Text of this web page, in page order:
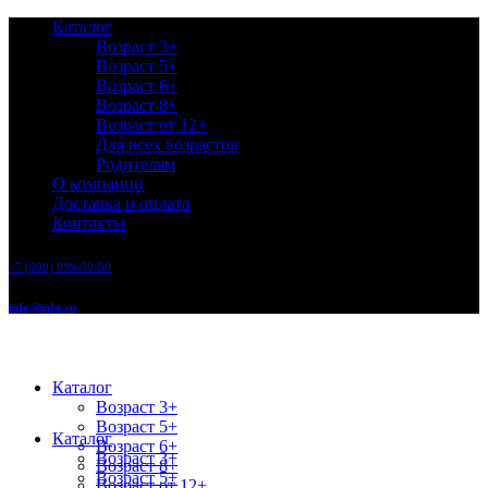
Каталог
Возраст 3+
Возраст 5+
Возраст 6+
Возраст 8+
Возраст от 12+
Для всех возрастов
Родителям
О компании
Доставка и оплата
Контакты
+7 (999) 999-99-99
info@info.ru
Каталог
Возраст 3+
Возраст 5+
Возраст 6+
Возраст 8+
Каталог
Возраст 3+
Возраст 5+